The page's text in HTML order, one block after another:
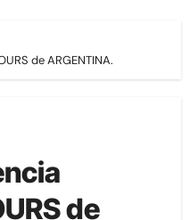
de ARGENTINA.
de